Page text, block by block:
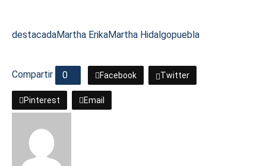
destacadaMartha ErikaMartha Hidalgopuebla
Compartir 0 Facebook Twitter
Pinterest Email